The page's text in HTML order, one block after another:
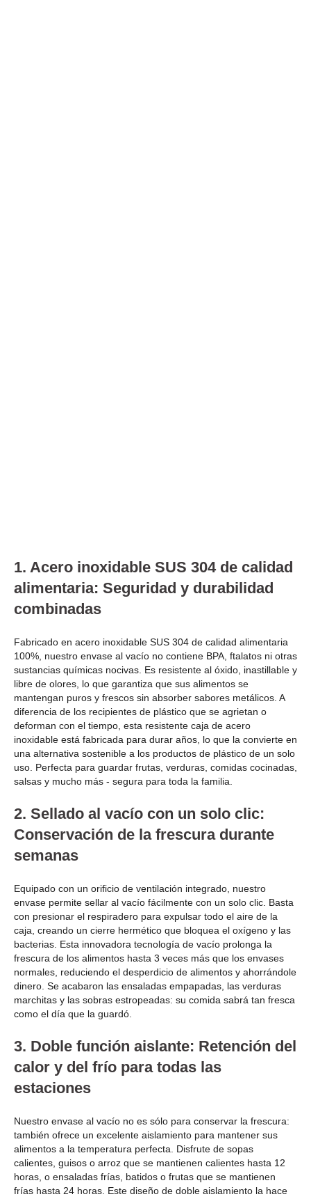
1. Acero inoxidable SUS 304 de calidad
alimentaria: Seguridad y durabilidad
combinadas
Fabricado en acero inoxidable SUS 304 de calidad alimentaria
100%, nuestro envase al vacío no contiene BPA, ftalatos ni otras
sustancias químicas nocivas. Es resistente al óxido, inastillable y
libre de olores, lo que garantiza que sus alimentos se
mantengan puros y frescos sin absorber sabores metálicos. A
diferencia de los recipientes de plástico que se agrietan o
deforman con el tiempo, esta resistente caja de acero
inoxidable está fabricada para durar años, lo que la convierte en
una alternativa sostenible a los productos de plástico de un solo
uso. Perfecta para guardar frutas, verduras, comidas cocinadas,
salsas y mucho más - segura para toda la familia.
2. Sellado al vacío con un solo clic:
Conservación de la frescura durante
semanas
Equipado con un orificio de ventilación integrado, nuestro
envase permite sellar al vacío fácilmente con un solo clic. Basta
con presionar el respiradero para expulsar todo el aire de la
caja, creando un cierre hermético que bloquea el oxígeno y las
bacterias. Esta innovadora tecnología de vacío prolonga la
frescura de los alimentos hasta 3 veces más que los envases
normales, reduciendo el desperdicio de alimentos y ahorrándole
dinero. Se acabaron las ensaladas empapadas, las verduras
marchitas y las sobras estropeadas: su comida sabrá tan fresca
como el día que la guardó.
3. Doble función aislante: Retención del
calor y del frío para todas las
estaciones
Nuestro envase al vacío no es sólo para conservar la frescura:
también ofrece un excelente aislamiento para mantener sus
alimentos a la temperatura perfecta. Disfrute de sopas
calientes, guisos o arroz que se mantienen calientes hasta 12
horas, o ensaladas frías, batidos o frutas que se mantienen
frías hasta 24 horas. Este diseño de doble aislamiento la hace